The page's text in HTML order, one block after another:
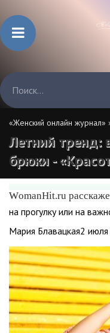
«Женский онлайн журнал»
Летний тренд:
брюки -
WomanHit.ru
на прогулку или на
Мария Блавацкая2